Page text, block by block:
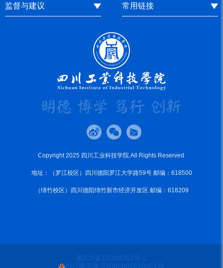
监督与建议 常用链接
Copyright 2025 四川工业科技学院.All Rights Reserved
地址：（罗江校区）四川德阳罗江大学路59号 邮编：618500
（绵竹校区）四川德阳绵竹新市经济开发区 邮编：618209
蜀ICP备15029753号-2
川公网安备 51062602510651号